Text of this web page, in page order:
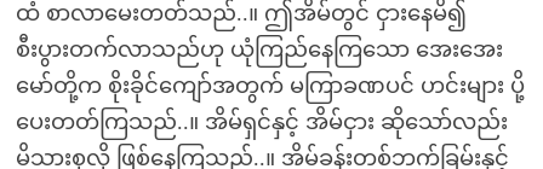
ထံ စာလာမေးတတ်သည်..။ ဤအိမ်တွင် ငှားနေမိ၍
စီးပွားတက်လာသည်ဟု ယုံကြည်နေကြသော အေးအေး
မော်တို့က စိုးခိုင်ကျော်အတွက် မကြာခဏပင် ဟင်းများ ပို့
ပေးတတ်ကြသည်..။ အိမ်ရှင်နှင့် အိမ်ငှား ဆိုသော်လည်း
မိသားစုလို ဖြစ်နေကြသည်..။ အိမ်ခန်းတစ်ဘက်ခြမ်းနှင့်